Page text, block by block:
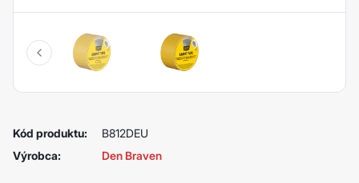
Kód produktu:
B812DEU
Výrobca:
Den Braven